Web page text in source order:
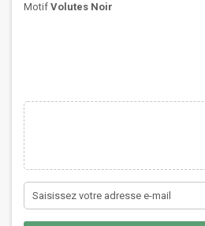
Motif Volutes Noir